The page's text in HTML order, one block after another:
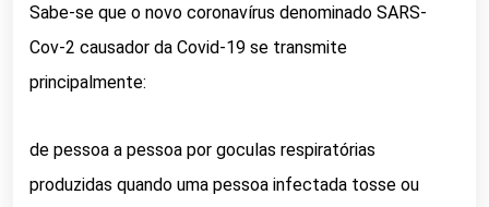
Sabe-se que o novo coronavírus denominado SARS-
Cov-2 causador da Covid-19 se transmite
principalmente:
de pessoa a pessoa por goculas respiratórias
produzidas quando uma pessoa infectada tosse ou